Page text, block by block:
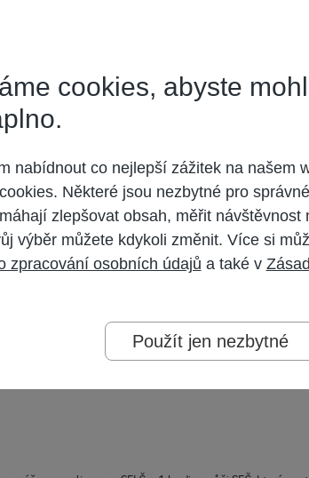
hodin chyba napravena. Nyní se zdá být vše
čas o 1 hod
cookies, abyste
nabídnout co nejlepší zážitek na našem
Některé jsou nezbytné pro
zlepšovat obsah, měřit návštěvnost
výběr můžete kdykoli změnit. Více si
zpracování osobních údajů a také v
Použít jen nezbytné